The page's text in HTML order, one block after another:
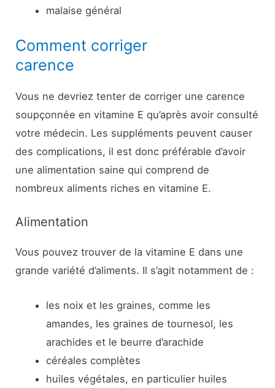
malaise général
Comment corriger
carence
Vous ne devriez tenter de corriger une carence
soupçonnée en vitamine E qu’après avoir consulté
votre médecin. Les suppléments peuvent causer
des complications, il est donc préférable d’avoir
une alimentation saine qui comprend de
nombreux aliments riches en vitamine E.
Alimentation
Vous pouvez trouver de la vitamine E dans une
grande variété d’aliments. Il s’agit notamment de :
les noix et les graines, comme les
amandes, les graines de tournesol, les
arachides et le beurre d’arachide
céréales complètes
huiles végétales, en particulier huiles